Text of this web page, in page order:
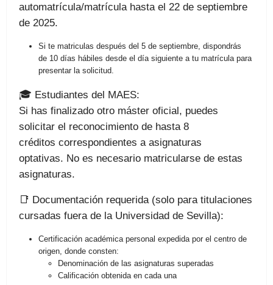
automatrícula/matrícula hasta el 22 de septiembre
de 2025.
Si te matriculas después del 5 de septiembre, dispondrás
de 10 días hábiles desde el día siguiente a tu matrícula para
presentar la solicitud.
🎓 Estudiantes del MAES:
Si has finalizado otro máster oficial, puedes
solicitar el reconocimiento de hasta 8
créditos correspondientes a asignaturas
optativas. No es necesario matricularse de estas
asignaturas.
📑 Documentación requerida (solo para titulaciones
cursadas fuera de la Universidad de Sevilla):
Certificación académica personal expedida por el centro de
origen, donde consten:
Denominación de las asignaturas superadas
Calificación obtenida en cada una